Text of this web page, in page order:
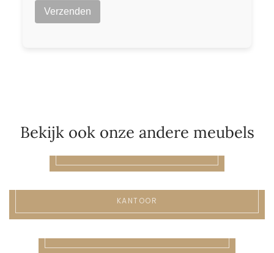
Bekijk ook onze andere meubels
KANTOOR